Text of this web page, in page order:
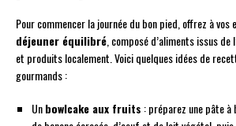
Pour commencer la journée du bon pied, offrez à vos
déjeuner équilibré , composé d’aliments issus
et produits localement. Voici quelques idées de
gourmands :
Unbowlcake aux fruits : préparez une pâte à